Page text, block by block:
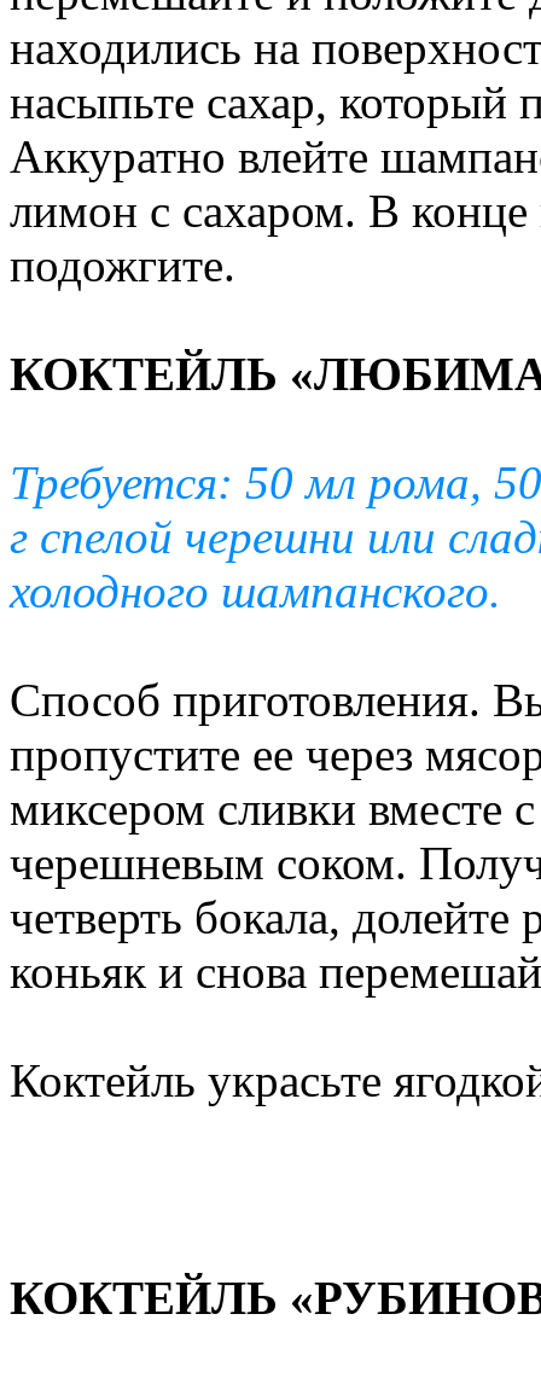
находились на
насыпьте сахар, который
Аккуратно влейте
лимон с сахаром. В конце
подожгите.
КОКТЕЙЛЬ
Требуется: 50 мл рома,
г спелой черешни или
холодного шампанского.
Способ приготовления.
пропустите ее через
миксером сливки вместе
черешневым соком.
четверть бокала,
коньяк и снова
Коктейль украсьте
КОКТЕЙЛЬ